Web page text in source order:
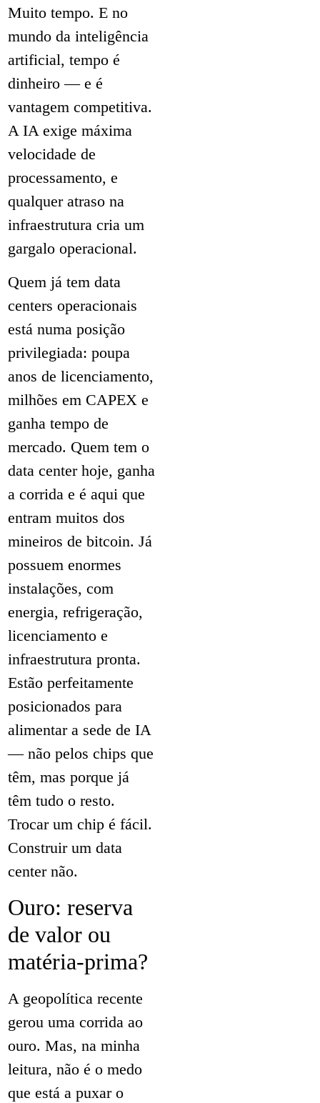
Muito tempo. E no
mundo da inteligência
artificial, tempo é
dinheiro — e é
vantagem competitiva.
A IA exige máxima
velocidade de
processamento, e
qualquer atraso na
infraestrutura cria um
gargalo operacional.
Quem já tem data
centers operacionais
está numa posição
privilegiada: poupa
anos de licenciamento,
milhões em CAPEX e
ganha tempo de
mercado. Quem tem o
data center hoje, ganha
a corrida e é aqui que
entram muitos dos
mineiros de bitcoin. Já
possuem enormes
instalações, com
energia, refrigeração,
licenciamento e
infraestrutura pronta.
Estão perfeitamente
posicionados para
alimentar a sede de IA
— não pelos chips que
têm, mas porque já
têm tudo o resto.
Trocar um chip é fácil.
Construir um data
center não.
Ouro: reserva
de valor ou
matéria-prima?
A geopolítica recente
gerou uma corrida ao
ouro. Mas, na minha
leitura, não é o medo
que está a puxar o